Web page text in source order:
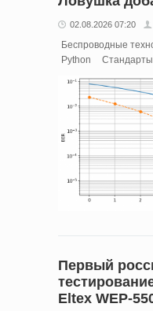
02.08.2026 07:20
Беспроводные
Python
Стандарты
Первый
Eltex WEP-